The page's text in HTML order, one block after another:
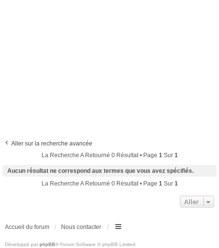
Aller sur la recherche avancée
La Recherche A Retourné 0 Résultat • Page 1Sur 1
Aucun résultat ne correspond aux termes que vous avez spécifiés.
La Recherche A Retourné 0 Résultat • Page 1Sur 1
Aller
Accueil du forum Nous contacter
Développé par phpBB® Forum Software © phpBB Limited